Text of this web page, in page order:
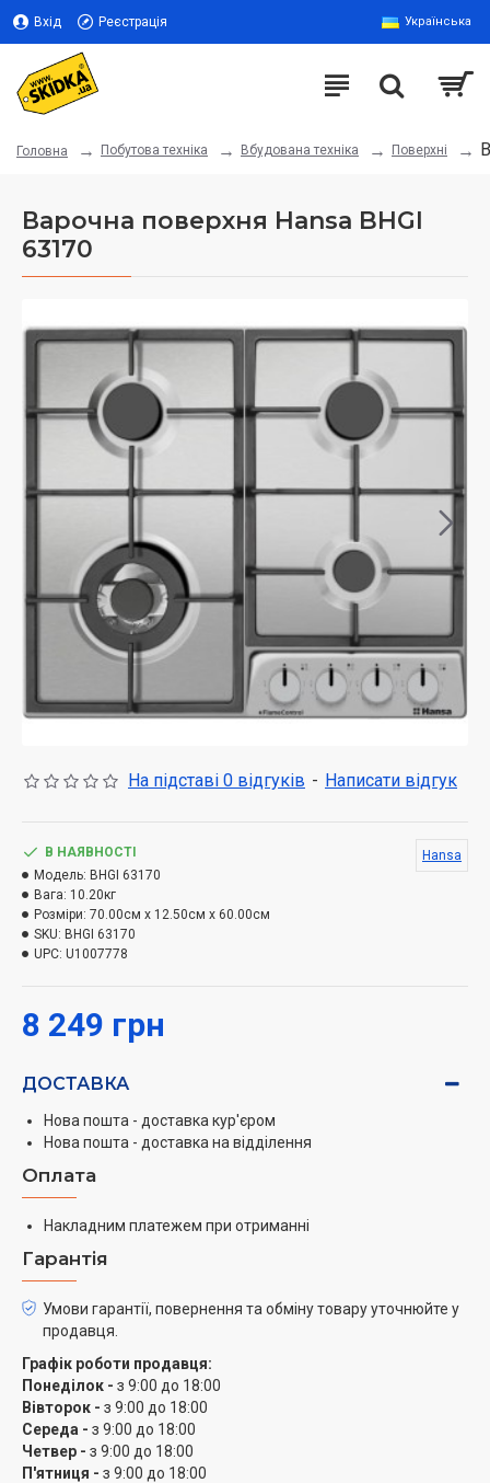
Вхід Реєстрація Українська
Головна Побутова техніка Вбудована техніка Поверхні
Варочна поверхня Hansa BHGI
63170
На підставі 0 відгуків - Написати відгук
8 249 грн
В НАЯВНОСТІ
Модель: BHGI 63170
Вага: 10.20кг
Розміри: 70.00см x 12.50см x 60.00см
SKU: BHGI 63170
UPC: U1007778
Hansa
ДОСТАВКА
Нова пошта - доставка кур'єром
Нова пошта - доставка на відділення
Оплата
Накладним платежем при отриманні
Гарантія
Умови гарантії, повернення та обміну товару уточнюйте у
продавця.
Графік роботи продавця:
Понеділок - з 9:00 до 18:00
Вівторок - з 9:00 до 18:00
Середа - з 9:00 до 18:00
Четвер - з 9:00 до 18:00
П'ятниця - з 9:00 до 18:00